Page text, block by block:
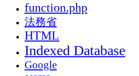
function.php
法務省
HTML
Indexed Database
Google